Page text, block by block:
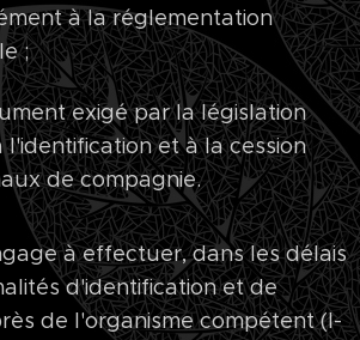
à la réglementation
;
exigé par la législation
l'identification et à la cession
de compagnie.
à effectuer, dans les délais
d'identification et de
de l'organisme compétent (I-